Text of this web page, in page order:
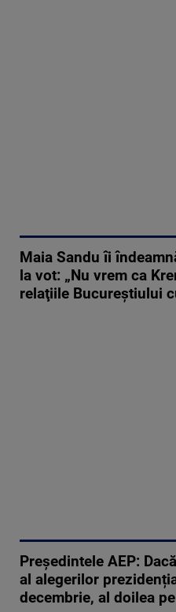
Maia Sandu îi
la vot: „Nu vrem ca
relaţiile Bucureştiului
Președintele AEP:
al alegerilor
decembrie, al doilea